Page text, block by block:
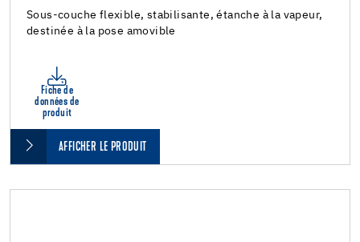
Sous-couche flexible, stabilisante, étanche à la vapeur,
destinée à la pose amovible
Fiche de
données de
produit
AFFICHER LE PRODUIT